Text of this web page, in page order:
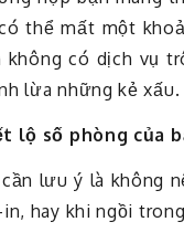
thể mất một
không có dịch vụ
lừa những kẻ xấu.
lộ số phòng của
cần lưu ý là không
hay khi ngồi